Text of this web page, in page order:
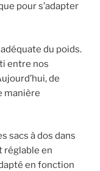
pour s’adapter
du poids.
entre nos
de
manière
sacs à dos dans
réglable en
en fonction